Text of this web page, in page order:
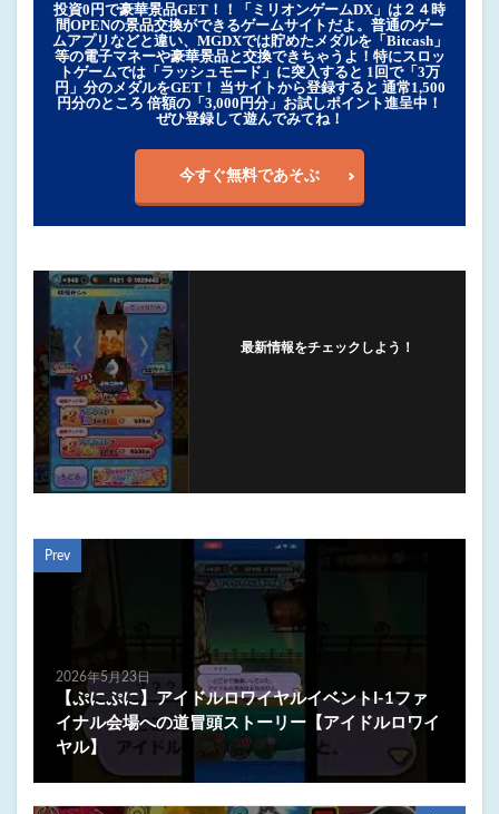
投資0円で豪華景品GET！！「ミリオンゲームDX」は２４時
間OPENの景品交換ができるゲームサイトだよ。普通のゲー
ムアプリなどと違い、MGDXでは貯めたメダルを「Bitcash」
等の電子マネーや豪華景品と交換できちゃうよ！特にスロッ
トゲームでは「ラッシュモード」に突入すると 1回で「3万
円」分のメダルをGET！ 当サイトから登録すると 通常1,500
円分のところ 倍額の「3,000円分」お試しポイント進呈中！
ぜひ登録して遊んでみてね！
今すぐ無料であそぶ
最新情報をチェックしよう！
Prev
2026年5月23日
【ぷにぷに】アイドルロワイヤルイベントI-1ファ
イナル会場への道冒頭ストーリー【アイドルロワイ
ヤル】